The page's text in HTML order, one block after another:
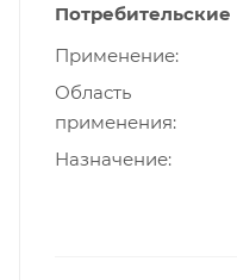
Потребительские
Применение
Область
применения
Назначение